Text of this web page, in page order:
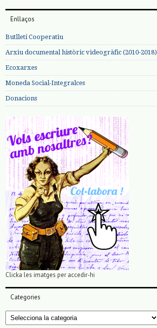
Enllaços
Butlletí Cooperatiu
Arxiu documental històric videogràfic (2010-2018)
Ecoxarxes
Moneda Social-Integralces
Donacions
Clicka les imatges per accedir-hi
Categories
Categories